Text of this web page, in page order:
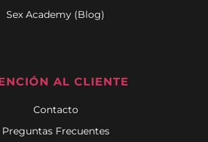
Sex Academy (Blog)
AL CLIENTE
Contacto
Preguntas Frecuentes